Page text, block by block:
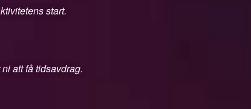
start.
att få tidsavdrag.